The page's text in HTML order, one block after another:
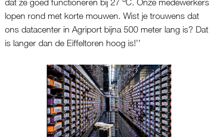
dat ze goed functioneren bij 27 ºC. Onze medewerkers
lopen rond met korte mouwen. Wist je trouwens dat
ons datacenter in Agriport bijna 500 meter lang is? Dat
is langer dan de Eiffeltoren hoog is!’’